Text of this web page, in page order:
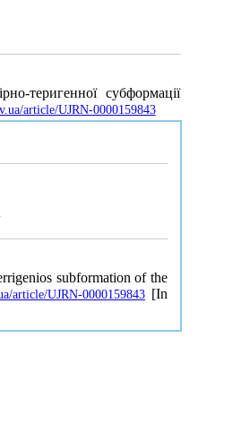
теригенної субформації
article/UJRN-0000159843
subformation of the
article/UJRN-0000159843[In